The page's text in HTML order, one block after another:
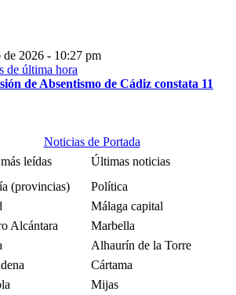
2026 - 10:27 pm
de Absentismo de Cádiz constata 11
Noticias de Portada
leídas
Últimas noticias
(provincias)
Política
Málaga capital
Alcántara
Marbella
Alhaurín de la Torre
Cártama
Mijas